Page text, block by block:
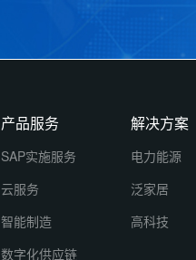
产品服务
SAP实施服务
云服务
智能制造
数字化供应链
解决方案
电力能源
泛家居
高科技